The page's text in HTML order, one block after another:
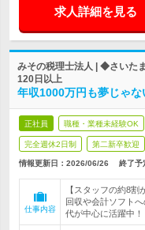
求人詳細を見る
みその税理士法人 | ◆さいた
120日以上
年収1000万円も夢じゃ
正社員 職種・業種未経験OK
完全週休2日制 第二新卒歓迎
情報更新日：2026/06/26 終了予
仕事内容
【スタッフの約8
回収や会計ソフト
代が中心に活躍中！